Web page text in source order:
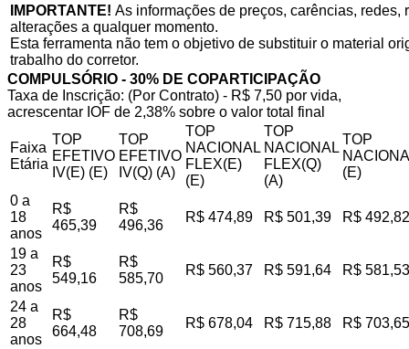
IMPORTANTE! As informações de preços, carências,
alterações a qualquer momento.
Esta ferramenta não tem o objetivo de substituir o material
trabalho do corretor.
COMPULSÓRIO - 30% DE COPARTICIPAÇÃO
Taxa de Inscrição: (Por Contrato) - R$ 7,50 por vida,
acrescentar IOF de 2,38% sobre o valor total final
Faixa
Etária
TOP
EFETIVO
IV(E) (E)
TOP
EFETIVO
IV(Q) (A)
TOP
NACIONAL
FLEX(E)
(E)
TOP
NACIONAL
FLEX(Q)
(A)
TOP
(E)
0 a
18
anos
R$
465,39
R$
496,36
R$ 474,89 R$ 501,39 R$ 492,82
19 a
23
anos
R$
549,16
R$
585,70
R$ 560,37 R$ 591,64 R$ 581,53
24 a
28
anos
R$
664,48
R$
708,69
R$ 678,04 R$ 715,88 R$ 703,65